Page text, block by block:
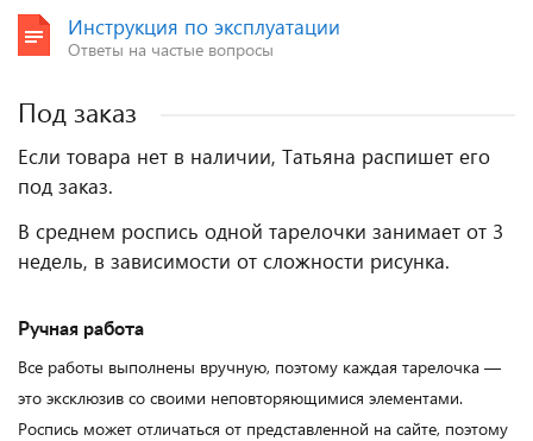
Инструкция по эксплуатации
Ответы на частые вопросы
Под заказ
Если товара нет в наличии, Татьяна распишет его
под заказ.
В среднем роспись одной тарелочки занимает от 3
недель, в зависимости от сложности рисунка.
Ручная работа
Все работы выполнены вручную, поэтому каждая тарелочка —
это эксклюзив со своими неповторяющимися элементами.
Роспись может отличаться от представленной на сайте, поэтому